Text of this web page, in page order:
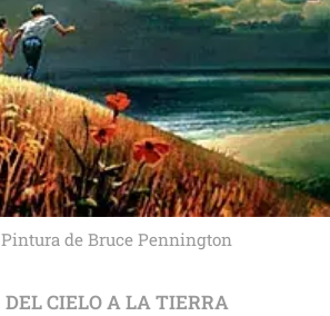
Pintura de Bruce Pennington
DEL CIELO A LA TIERRA